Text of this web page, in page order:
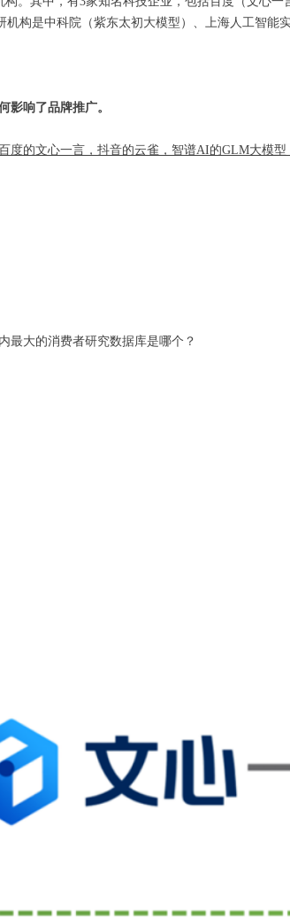
构是中科院（紫东太初大模型）、上海人工智能
影响了品牌推广。
百度的文心一言，抖音的云雀，智谱AI的GLM大模型
最大的消费者研究数据库是哪个？